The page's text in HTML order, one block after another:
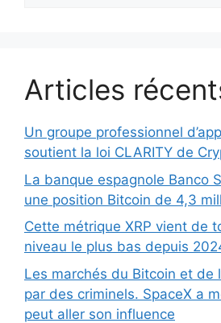
Articles
Un groupe professionnel
soutient la loi CLARITY de
La banque espagnole Banco
une position Bitcoin de 4,3
Cette métrique XRP vient de
niveau le plus bas depuis
Les marchés du Bitcoin et de
par des criminels. SpaceX a
peut aller son influence